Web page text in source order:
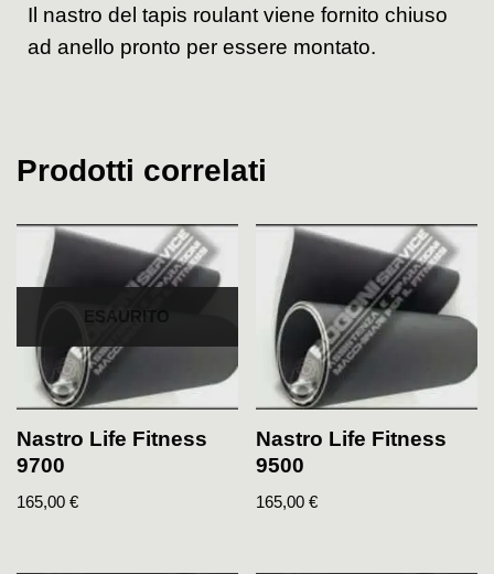
Il nastro del tapis roulant viene fornito chiuso
ad anello pronto per essere montato.
Prodotti correlati
ESAURITO
Nastro Life Fitness
9700
165,00 €
Nastro Life Fitness
9500
165,00€